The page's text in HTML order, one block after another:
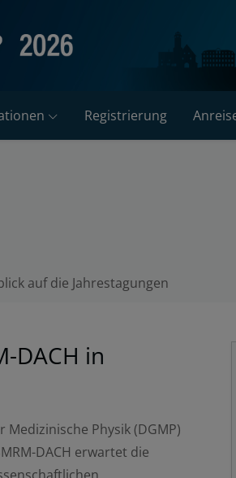
Registrierung
auf die Jahrestagungen
DACH in
Physik (DGMP)
DACH erwartet die